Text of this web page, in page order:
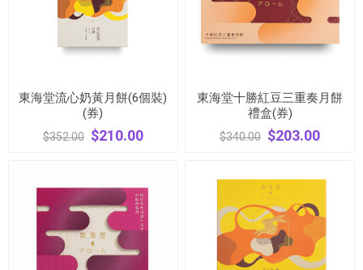
東海堂流心奶黃月餅(6個裝)
(券)
$352.00 $210.00
東海堂十勝紅豆三重奏月餅
禮盒(券)
$340.00 $203.00